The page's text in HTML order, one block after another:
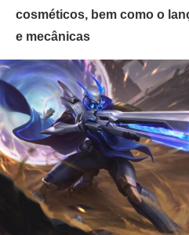
cosméticos, bem como o
e mecânicas